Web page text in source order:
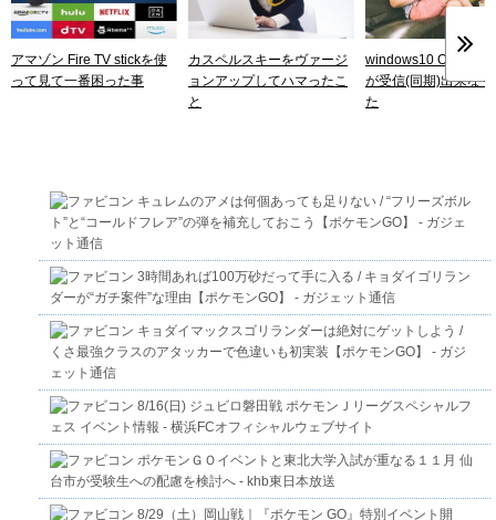
アマゾン Fire TV stickを使
って見て一番困った事
カスペルスキーをヴァージ
ョンアップしてハマったこ
と
windows10 Outlook
が受信(同期)出来な
た
キュレムのアメは何個あっても足りない / “フリーズボル
ト”と“コールドフレア”の弾を補充しておこう【ポケモンGO】 - ガジェ
ット通信
3時間あれば100万砂だって手に入る / キョダイゴリラン
ダーが“ガチ案件”な理由【ポケモンGO】 - ガジェット通信
キョダイマックスゴリランダーは絶対にゲットしよう /
くさ最強クラスのアタッカーで色違いも初実装【ポケモンGO】 - ガジ
ェット通信
8/16(日) ジュビロ磐田戦 ポケモンＪリーグスペシャルフ
ェス イベント情報 - 横浜FCオフィシャルウェブサイト
ポケモンＧＯイベントと東北大学入試が重なる１１月 仙
台市が受験生への配慮を検討へ - khb東日本放送
8/29（土）岡山戦｜『ポケモン GO』特別イベント開